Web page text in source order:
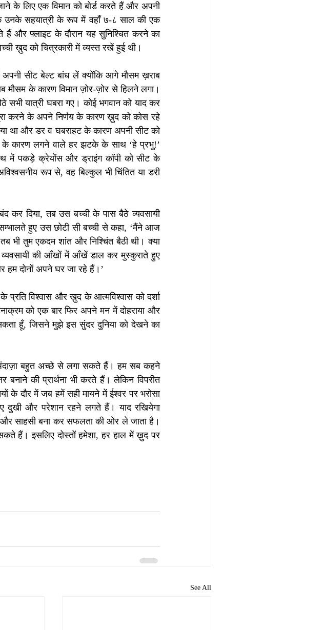
के लिए एक विमान को बोर्ड करते हैं और अपनी
उनके सहयात्री के रूप में वहाँ ७-८ साल की एक
और फ्लाइट के दौरान यह सुनिश्चित करने का
ख़ुद को चित्रकारी में व्यस्त रखें हुई थी।
अपनी सीट बेल्ट बांध लें क्योंकि आगे मौसम ख़राब
मौसम के कारण विमान ज़ोर-ज़ोर से हिलने लगा।
सभी यात्री घबरा गए। कोई भगवान को याद कर
करने के अपने निर्णय के कारण ख़ुद को कोस रहे
था और डर व घबराहट के कारण अपनी सीट को
कारण लगने वाले हर झटके के साथ ‘हे प्रभु!’
में पकड़े क्रेयोंस और ड्राइंग कॉपी को सीट के
रूप से, वह बिल्कुल भी चिंतित या डरी
कर दिया, तब उस बच्ची के पास बैठे व्यवसायी
हुए उस छोटी सी बच्ची से कहा, ‘मैंने आज
भी तुम एकदम शांत और निश्चिंत बैठी थी। क्या
व्यवसायी की आँखों में आँखें डाल कर मुस्कुराते हुए
हम दोनों अपने घर जा रहे हैं।’
विश्वास और ख़ुद के आत्मविश्वास को दर्शा
को एक बार फिर अपने मन में दोहराया और
हूँ, जिसने मुझे इस सुंदर दुनिया को देखने का
अंदाज़ा बहुत अच्छे से लगा सकते हैं। हम सब कहने
की प्रार्थना भी करते हैं। लेकिन विपरीत
के दौर में जब हमें सही मायने में ईश्वर पर भरोसा
दुखी और परेशान रहने लगते हैं। याद रखियेगा
और साहसी बना कर सफलता की ओर ले जाता है।
हैं। इसलिए दोस्तों हमेशा, हर हाल में ख़ुद पर
See All